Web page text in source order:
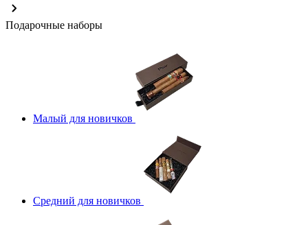
Подарочные наборы
Малый для новичков
Средний для новичков